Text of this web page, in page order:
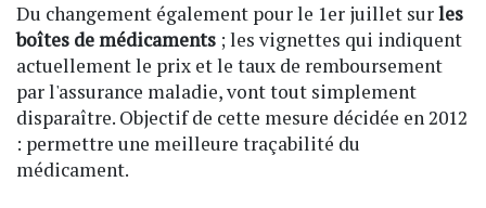
Du changement également pour le 1er juillet surles
boîtes de médicaments ; les vignettes qui indiquent
actuellement le prix et le taux de remboursement
par l'assurance maladie, vont tout simplement
disparaître. Objectif de cette mesure décidée en 2012
: permettre une meilleure traçabilité du
médicament.